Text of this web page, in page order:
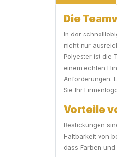
Die
In der
nicht nur
Polyester ist die
einem echten
Anforderungen.
Sie Ihr
Vorteile
Bestickungen
Haltbarkeit von
dass Farben